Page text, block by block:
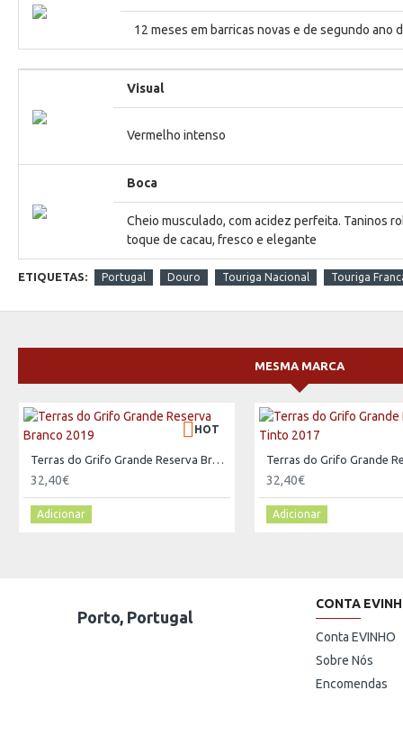
12 meses em barricas novas e de segundo ano
Visual
Vermelho intenso
Boca
Cheio musculado, com acidez perfeita. Taninos
toque de cacau, fresco e elegante
ETIQUETAS: Portugal Douro Touriga Nacional Touriga
MESMA MARCA
HOT
Terras do Grifo Grande Reserva Branco 2019
32,40€
Adicionar
32,40€
Adicionar
Porto, Portugal
CONTA
Conta EVINHO
Sobre Nós
Encomendas